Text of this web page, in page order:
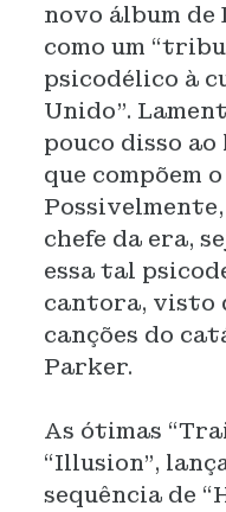
novo álbum de
como um
psicodélico à
Unido”.
pouco disso ao
que compõem
chefe da era,
essa tal
cantora, visto
canções do
Parker.
As ótimas
“Illusion”,
sequência de